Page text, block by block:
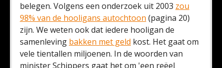
belegen. Volgens een onderzoek uit 2003 zou
98% van de hooligans autochtoon (pagina 20)
zijn. We weten ook dat iedere hooligan de
samenleving bakken met geld kost. Het gaat om
vele tientallen miljoenen. In de woorden van
minister Schippers gaat het om 'een reëel